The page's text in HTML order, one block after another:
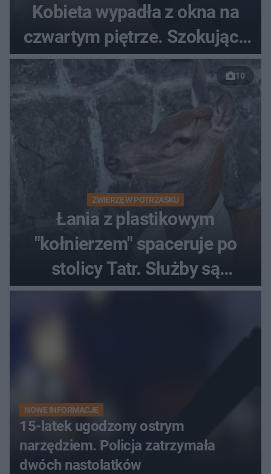
Kobieta wypadła z okna na
czwartym piętrze. Szokujące
nagranie trafiło do sieci
10
ZWIERZĘ W POTRZASKU
Łania z plastikowym
"kołnierzem" spaceruje po
stolicy Tatr. Służby są
bezradne
NOWE INFORMACJE
15-latek ugodzony ostrym
narzędziem. Policja zatrzymała
dwóch nastolatków